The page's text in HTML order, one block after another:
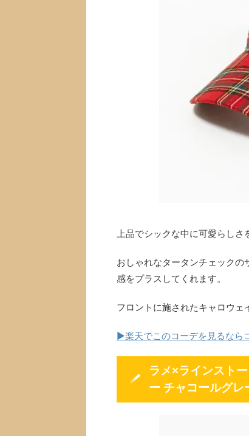
上品でシックな中に可愛らしさ
おしゃれなタータンチェック
感をプラスしてくれます。
フロントに施されたキャロウェ
▶楽天でこのコーデを見るなら
ラメ×ラインスト
ー チャコールグレ